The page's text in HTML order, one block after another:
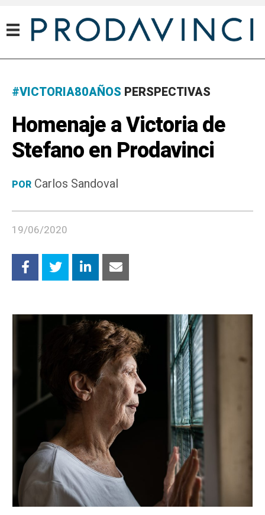
#VICTORIA80AÑOS PERSPECTIVAS
Homenaje a Victoria de
Stefano en Prodavinci
POR Carlos Sandoval
19/06/2020